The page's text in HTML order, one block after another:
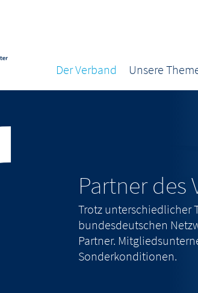
Der Verband Unsere
Partner des
Trotz unterschiedlicher
bundesdeutschen
Partner.
Sonderkonditionen.